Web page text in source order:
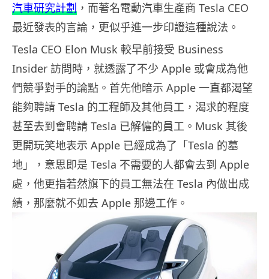
汽車研究計劃 ，而著名電動汽車生產商 Tesla CEO
最近發表的言論，更似乎進一步印證這種說法。
Tesla CEO Elon Musk 較早前接受 Business
Insider 訪問時，就透露了不少 Apple 或會成為他
們競爭對手的論點。首先他暗示 Apple 一直都渴望
能夠聘請 Tesla 的工程師及其他員工，渴求的程度
甚至去到會聘請 Tesla 已解僱的員工。Musk 其後
更開玩笑地表示 Apple 已經成為了「Tesla 的墓
地」，意思即是 Tesla 不需要的人都會去到 Apple
處，他更指若然旗下的員工無法在 Tesla 內做出成
績，那麼就不如去 Apple 那邊工作。